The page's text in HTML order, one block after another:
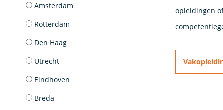
Amsterdam
Rotterdam
Den Haag
Utrecht
Eindhoven
Breda
opleidingen